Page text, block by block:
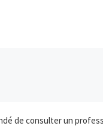
de consulter un